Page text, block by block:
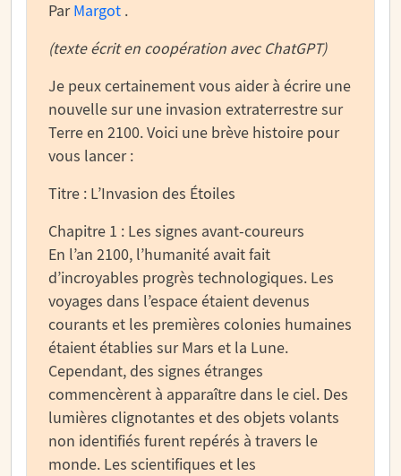
ParMargot .
(texte écrit en coopération avec ChatGPT)
Je peux certainement vous aider à écrire une
nouvelle sur une invasion extraterrestre sur
Terre en 2100. Voici une brève histoire pour
vous lancer :
Titre : L’Invasion des Étoiles
Chapitre 1 : Les signes avant-coureurs
En l’an 2100, l’humanité avait fait
d’incroyables progrès technologiques. Les
voyages dans l’espace étaient devenus
courants et les premières colonies humaines
étaient établies sur Mars et la Lune.
Cependant, des signes étranges
commencèrent à apparaître dans le ciel. Des
lumières clignotantes et des objets volants
non identifiés furent repérés à travers le
monde. Les scientifiques et les